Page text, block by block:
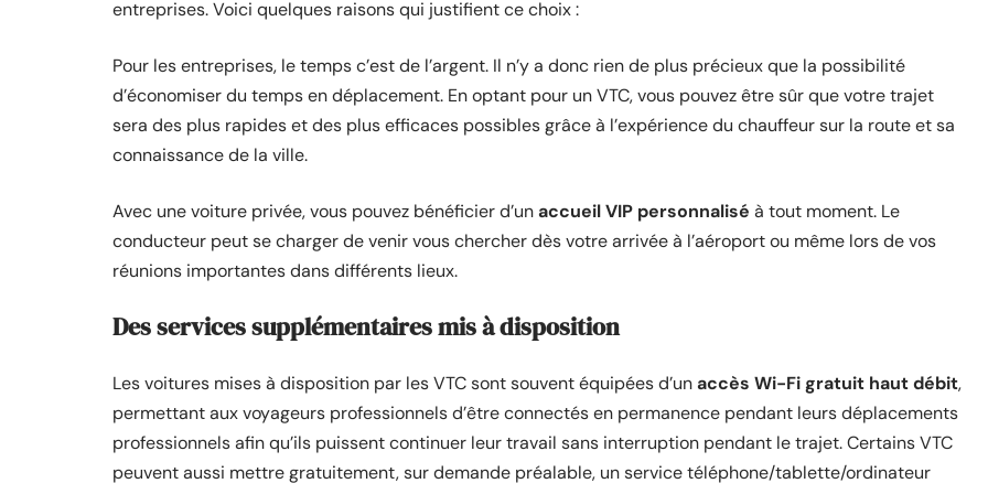
entreprises. Voici quelques raisons qui justifient ce choix :
Pour les entreprises, le temps c’est de l’argent. Il n’y a donc rien de plus précieux que la possibilité
d’économiser du temps en déplacement. En optant pour un VTC, vous pouvez être sûr que votre trajet
sera des plus rapides et des plus efficaces possibles grâce à l’expérience du chauffeur sur la route et sa
connaissance de la ville.
Avec une voiture privée, vous pouvez bénéficier d’unaccueil VIP personnalisé à tout moment. Le
conducteur peut se charger de venir vous chercher dès votre arrivée à l’aéroport ou même lors de vos
réunions importantes dans différents lieux.
Desservices supplémentaires mis à disposition
Les voitures mises à disposition par les VTC sont souvent équipées d’unaccès Wi-Fi gratuit haut débit,
permettant aux voyageurs professionnels d’être connectés en permanence pendant leurs déplacements
professionnels afin qu’ils puissent continuer leur travail sans interruption pendant le trajet. Certains VTC
peuvent aussi mettre gratuitement, sur demande préalable, un service téléphone/tablette/ordinateur